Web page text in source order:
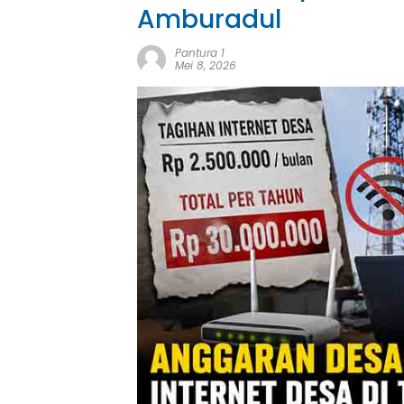
Amburadul
Pantura 1
Mei 8, 2026